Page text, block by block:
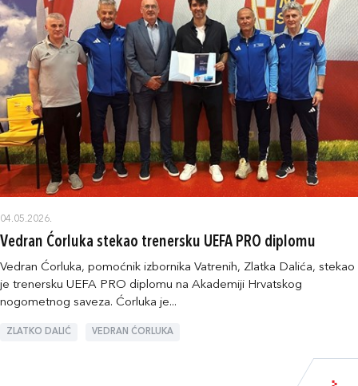
04.05.2026.
Vedran Ćorluka stekao trenersku UEFA PRO diplomu
Vedran Ćorluka, pomoćnik izbornika Vatrenih, Zlatka Dalića, stekao
je trenersku UEFA PRO diplomu na Akademiji Hrvatskog
nogometnog saveza. Ćorluka je...
ZLATKO DALIĆ VEDRAN ĆORLUKA